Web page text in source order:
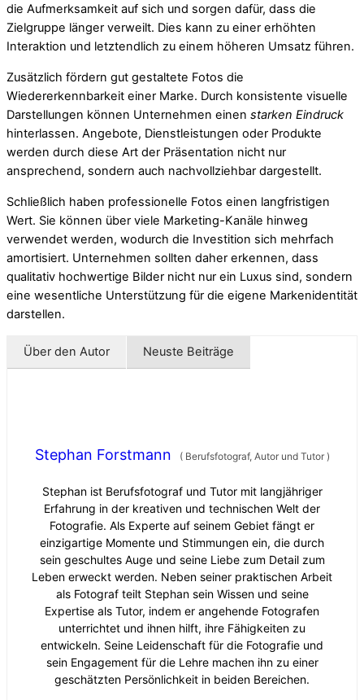
die Aufmerksamkeit auf sich und sorgen dafür, dass die
Zielgruppe länger verweilt. Dies kann zu einer erhöhten
Interaktion und letztendlich zu einem höheren Umsatz führen.
Zusätzlich fördern gut gestaltete Fotos die
Wiedererkennbarkeit einer Marke. Durch konsistente visuelle
Darstellungen können Unternehmen einen starken Eindruck
hinterlassen. Angebote, Dienstleistungen oder Produkte
werden durch diese Art der Präsentation nicht nur
ansprechend, sondern auch nachvollziehbar dargestellt.
Schließlich haben professionelle Fotos einen langfristigen
Wert. Sie können über viele Marketing-Kanäle hinweg
verwendet werden, wodurch die Investition sich mehrfach
amortisiert. Unternehmen sollten daher erkennen, dass
qualitativ hochwertige Bilder nicht nur ein Luxus sind, sondern
eine wesentliche Unterstützung für die eigene Markenidentität
darstellen.
Über den Autor Neuste Beiträge
Stephan Forstmann (Berufsfotograf, Autor und Tutor )
Stephan ist Berufsfotograf und Tutor mit langjähriger
Erfahrung in der kreativen und technischen Welt der
Fotografie. Als Experte auf seinem Gebiet fängt er
einzigartige Momente und Stimmungen ein, die durch
sein geschultes Auge und seine Liebe zum Detail zum
Leben erweckt werden. Neben seiner praktischen Arbeit
als Fotograf teilt Stephan sein Wissen und seine
Expertise als Tutor, indem er angehende Fotografen
unterrichtet und ihnen hilft, ihre Fähigkeiten zu
entwickeln. Seine Leidenschaft für die Fotografie und
sein Engagement für die Lehre machen ihn zu einer
geschätzten Persönlichkeit in beiden Bereichen.